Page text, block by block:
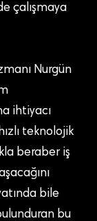
çalışmaya
Nurgün
ihtiyacı
teknolojik
beraber iş
bile
bu